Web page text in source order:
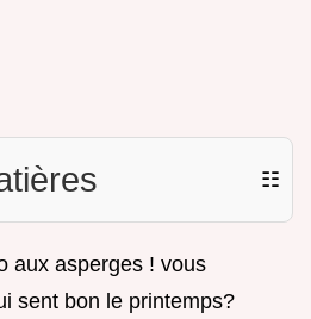
☷
aux asperges ! vous
sent bon le printemps?